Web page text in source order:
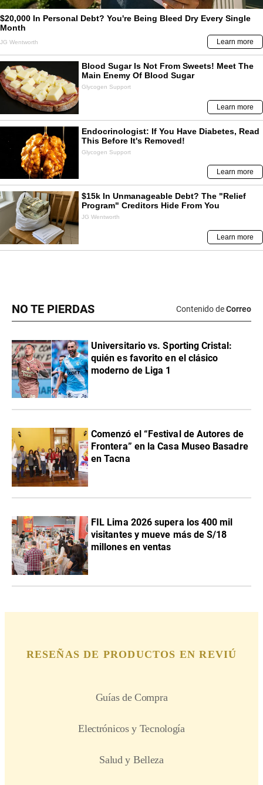
NO TE PIERDAS Contenido deCorreo
Universitario vs. Sporting Cristal:
quién es favorito en el clásico
moderno de Liga 1
Comenzó el “Festival de Autores de
Frontera” en la Casa Museo Basadre
en Tacna
FIL Lima 2026 supera los 400 mil
visitantes y mueve más de S/18
millones en ventas